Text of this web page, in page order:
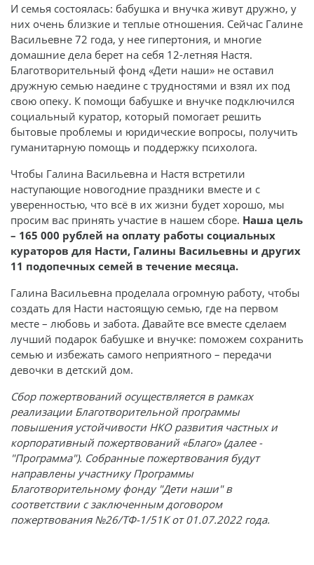
И семья состоялась: бабушка и внучка живут дружно, у
них очень близкие и теплые отношения. Сейчас Галине
Васильевне 72 года, у нее гипертония, и многие
домашние дела берет на себя 12-летняя Настя.
Благотворительный фонд «Дети наши» не оставил
дружную семью наедине с трудностями и взял их под
свою опеку. К помощи бабушке и внучке подключился
социальный куратор, который помогает решить
бытовые проблемы и юридические вопросы, получить
гуманитарную помощь и поддержку психолога.
Чтобы Галина Васильевна и Настя встретили
наступающие новогодние праздники вместе и с
уверенностью, что всё в их жизни будет хорошо, мы
просим вас принять участие в нашем сборе. Наша цель
– 165 000 рублей на оплату работы социальных
кураторов для Насти, Галины Васильевны и других
11 подопечных семей в течение месяца.
Галина Васильевна проделала огромную работу, чтобы
создать для Насти настоящую семью, где на первом
месте – любовь и забота. Давайте все вместе сделаем
лучший подарок бабушке и внучке: поможем сохранить
семью и избежать самого неприятного – передачи
девочки в детский дом.
Сбор пожертвований осуществляется в рамках
реализации Благотворительной программы
повышения устойчивости НКО развития частных и
корпоративный пожертвований «Благо» (далее -
"Программа"). Собранные пожертвования будут
направлены участнику Программы
Благотворительному фонду "Дети наши" в
соответствии с заключенным договором
пожертвования №26/ТФ-1/51К от 01.07.2022 года.